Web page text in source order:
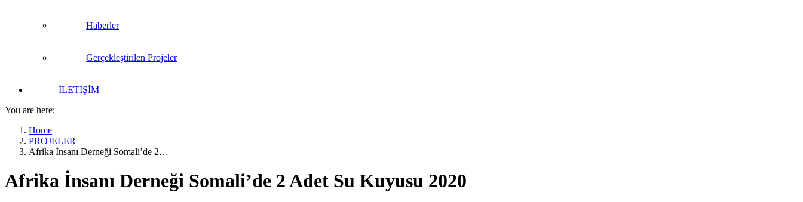
Haberler
Gerçekleştirilen Projeler
İLETİŞİM
You are here:
Home
PROJELER
Afrika İnsanı Derneği Somali’de 2…
Afrika İnsanı Derneği Somali’de 2 Adet Su Kuyusu 2020